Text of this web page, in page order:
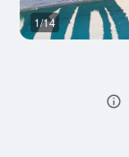
1/14